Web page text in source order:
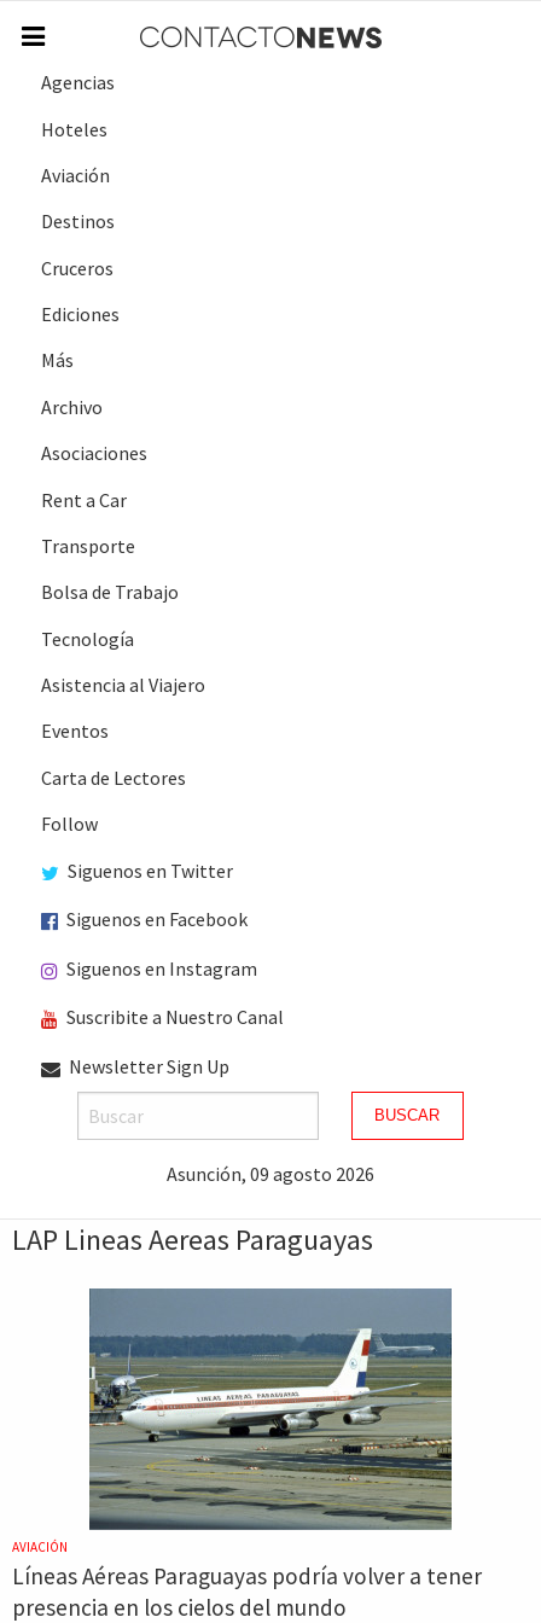
Agencias
Hoteles
Aviación
Destinos
Cruceros
Ediciones
Más
Archivo
Asociaciones
Rent a Car
Transporte
Bolsa de Trabajo
Tecnología
Asistencia al Viajero
Eventos
Carta de Lectores
Follow
Siguenos en Twitter
Siguenos en Facebook
Siguenos en Instagram
Suscribite a Nuestro Canal
Newsletter Sign Up
BUSCAR
Asunción, 09 agosto 2026
LAP Lineas Aereas Paraguayas
AVIACIÓN
Líneas Aéreas Paraguayas podría volver a tener
presencia en los cielos del mundo